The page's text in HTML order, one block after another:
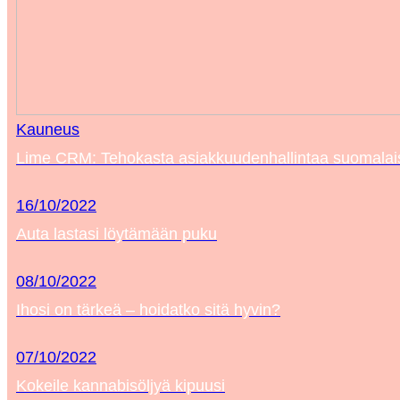
Kauneus
Lime CRM: Tehokasta asiakkuudenhallintaa
16/10/2022
Auta lastasi löytämään puku
08/10/2022
Ihosi on tärkeä – hoidatko sitä hyvin?
07/10/2022
Kokeile kannabisöljyä kipuusi